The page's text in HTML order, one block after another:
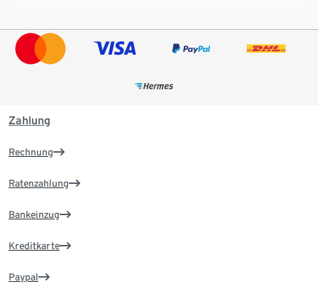
Zahlung
Rechnung
Ratenzahlung
Bankeinzug
Kreditkarte
Paypal